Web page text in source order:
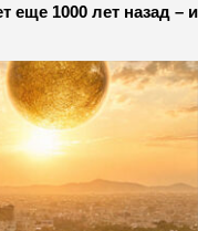
еще 1000 лет назад – и